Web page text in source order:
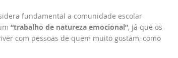
fundamental a comunidade escolar
“trabalho de natureza emocional”, já que os
com pessoas de quem muito gostam, como